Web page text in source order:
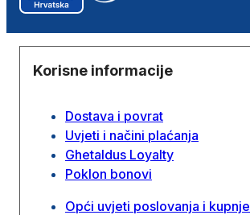
Korisne informacije
Dostava i povrat
Uvjeti i načini plaćanja
Ghetaldus Loyalty
Poklon bonovi
Opći uvjeti poslovanja i kupnje